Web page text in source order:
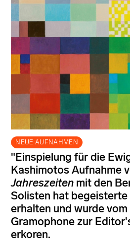
NEUE AUFNAHMEN
"Einspielung für die
Kashimotos Aufnahme
Jahreszeiten mit den
Solisten hat begeisterte
erhalten und wurde
Gramophone zur
erkoren.